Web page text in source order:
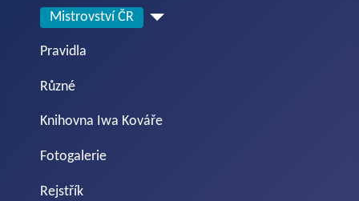
Mistrovství ČR
Pravidla
Různé
Knihovna Iwa Kováře
Fotogalerie
Rejstřík